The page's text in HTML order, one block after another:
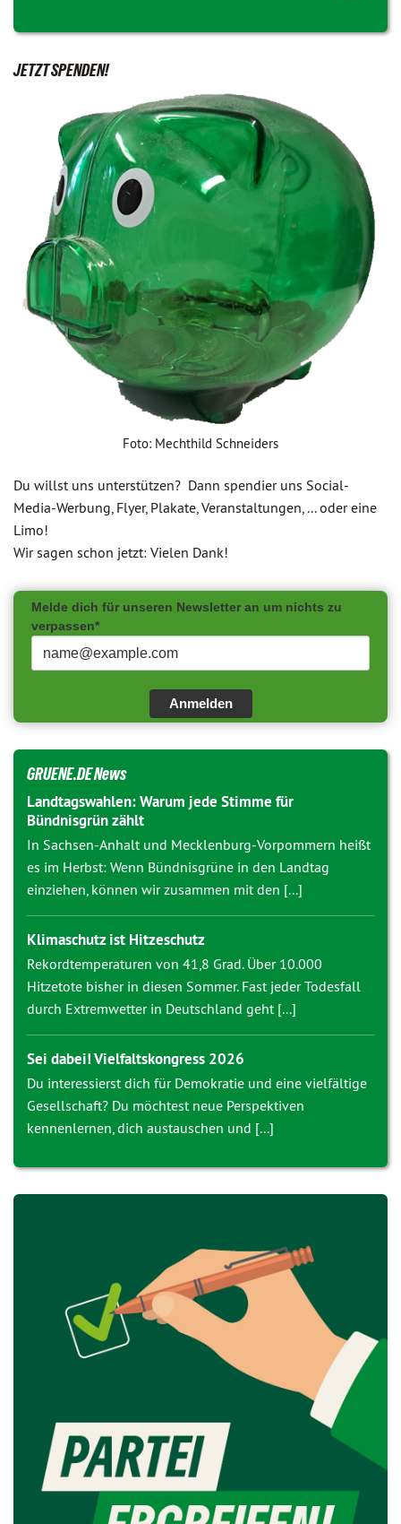
JETZT SPENDEN!
Foto: Mechthild Schneiders
Du willst uns unterstützen? Dann spendier uns Social-
Media-Werbung, Flyer, Plakate, Veranstaltungen, ... oder eine
Limo!
Wir sagen schon jetzt: Vielen Dank!
Melde dich für unseren Newsletter an um nichts zu
verpassen*
Anmelden
GRUENE.DE News
Landtagswahlen: Warum jede Stimme für
Bündnisgrün zählt
In Sachsen-Anhalt und Mecklenburg-Vorpommern heißt
es im Herbst: Wenn Bündnisgrüne in den Landtag
einziehen, können wir zusammen mit den [...]
Klimaschutz ist Hitzeschutz
Rekordtemperaturen von 41,8 Grad. Über 10.000
Hitzetote bisher in diesen Sommer. Fast jeder Todesfall
durch Extremwetter in Deutschland geht [...]
Sei dabei! Vielfaltskongress 2026
Du interessierst dich für Demokratie und eine vielfältige
Gesellschaft? Du möchtest neue Perspektiven
kennenlernen, dich austauschen und [...]